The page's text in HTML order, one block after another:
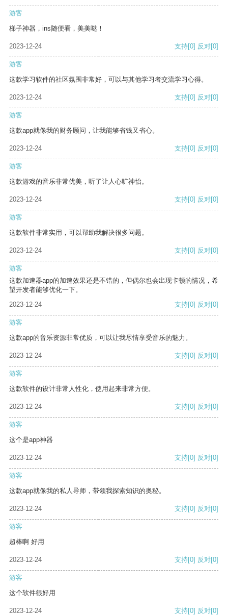
游客
梯子神器，ins随便看，美美哒！
2023-12-24 支持[0] 反对[0]
游客
这款学习软件的社区氛围非常好，可以与其他学习者交流学习心得。
2023-12-24 支持[0] 反对[0]
游客
这款app就像我的财务顾问，让我能够省钱又省心。
2023-12-24 支持[0] 反对[0]
游客
这款游戏的音乐非常优美，听了让人心旷神怡。
2023-12-24 支持[0] 反对[0]
游客
这款软件非常实用，可以帮助我解决很多问题。
2023-12-24 支持[0] 反对[0]
游客
这款加速器app的加速效果还是不错的，但偶尔也会出现卡顿的情况，希
望开发者能够优化一下。
2023-12-24
支持[0] 反对[0]
游客
这款app的音乐资源非常优质，可以让我尽情享受音乐的魅力。
2023-12-24 支持[0] 反对[0]
游客
这款软件的设计非常人性化，使用起来非常方便。
2023-12-24 支持[0] 反对[0]
游客
这个是app神器
2023-12-24 支持[0] 反对[0]
游客
这款app就像我的私人导师，带领我探索知识的奥秘。
2023-12-24 支持[0] 反对[0]
游客
超棒啊 好用
2023-12-24 支持[0] 反对[0]
游客
这个软件很好用
2023-12-24 支持[0] 反对[0]